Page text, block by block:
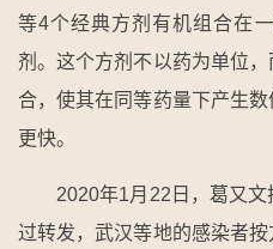
等4个经典方剂有机组合在
剂。这个方剂不以药为单位
合，使其在同等药量下产生
更快。
2020年1月22日，葛又
过转发，武汉等地的感染者